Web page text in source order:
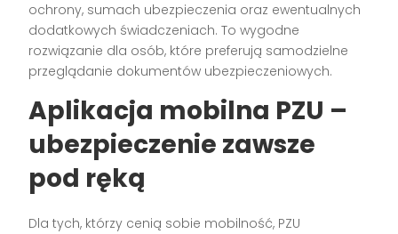
ochrony, sumach ubezpieczenia oraz ewentualnych
dodatkowych świadczeniach. To wygodne
rozwiązanie dla osób, które preferują samodzielne
przeglądanie dokumentów ubezpieczeniowych.
Aplikacja mobilna PZU –
ubezpieczenie zawsze
pod ręką
Dla tych, którzy cenią sobie mobilność, PZU